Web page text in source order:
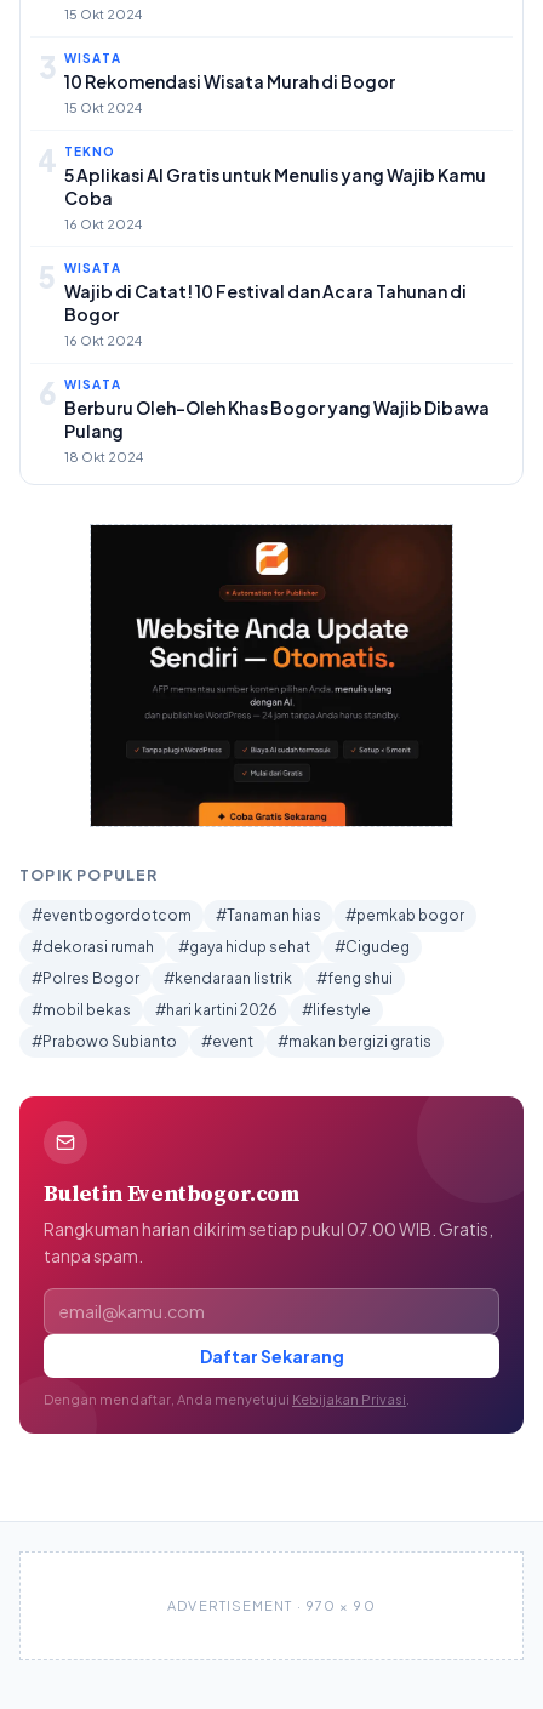
15 Okt 2024
3 WISATA
10 Rekomendasi Wisata Murah di Bogor
15 Okt 2024
4 TEKNO
5 Aplikasi AI Gratis untuk Menulis yang Wajib Kamu
Coba
16 Okt 2024
5 WISATA
Wajib di Catat! 10 Festival dan Acara Tahunan di
Bogor
16 Okt 2024
6 WISATA
Berburu Oleh-Oleh Khas Bogor yang Wajib Dibawa
Pulang
18 Okt 2024
TOPIK POPULER
#eventbogordotcom #Tanaman hias
#pemkab bogor
#dekorasi rumah
#gaya hidup sehat
#Cigudeg
#Polres Bogor
#kendaraan listrik
#feng shui
#mobil bekas
#hari kartini 2026
#lifestyle
#Prabowo Subianto
#event #makan bergizi gratis
Buletin Eventbogor.com
Rangkuman harian dikirim setiap pukul 07.00 WIB. Gratis,
tanpa spam.
Alamat email
Daftar Sekarang
Dengan mendaftar, Anda menyetujui Kebijakan Privasi
ADVERTISEMENT · 970 × 90